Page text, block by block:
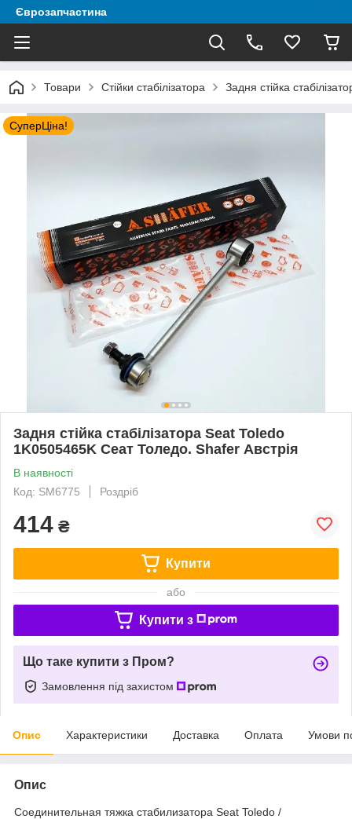
Єврозапчастина
Товари Стійки стабілізатора Задня стійка
СуперЦіна!
Задня стійка стабілізатора Seat Toledo
1K0505465K Сеат Толедо. Shafer Австрія
В наявності
Код: SM6775
Роздріб
414 ₴
Купити
або
Купити з
Що таке купити з Пром?
Замовлення під захистом
Опис Характеристики Доставка Оплата Умови
Опис
Соединительная тяжка стабилизатора Seat Toledo /